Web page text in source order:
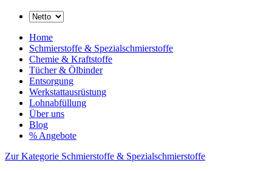
Home
Schmierstoffe & Spezialschmierstoffe
Chemie & Kraftstoffe
Tücher & Ölbinder
Entsorgung
Werkstattausrüstung
Lohnabfüllung
Über uns
Blog
% Angebote
Zur Kategorie Schmierstoffe & Spezialschmierstoffe